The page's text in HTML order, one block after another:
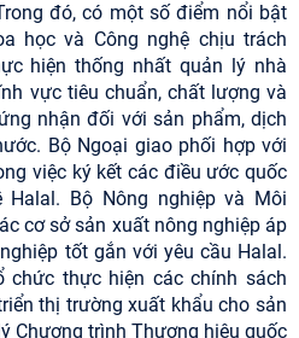
đó, có một số điểm nổi bật
học và Công nghệ chịu trách
hiện thống nhất quản lý nhà
vực tiêu chuẩn, chất lượng và
nhận đối với sản phẩm, dịch
Bộ Ngoại giao phối hợp với
việc ký kết các điều ước quốc
Bộ Nông nghiệp và Môi
cơ sở sản xuất nông nghiệp áp
tốt gắn với yêu cầu Halal.
chức thực hiện các chính sách
thị trường xuất khẩu cho sản
Chương trình Thương hiệu quốc